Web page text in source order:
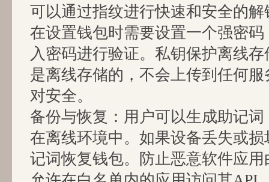
可以通过指纹进行快速和安全的
在设置钱包时需要设置一个强密
入密码进行验证。私钥保护离线存
是离线存储的，不会上传到任何
对安全。
备份与恢复：用户可以生成助记
在离线环境中。如果设备丢失或
记词恢复钱包。防止恶意软件应用